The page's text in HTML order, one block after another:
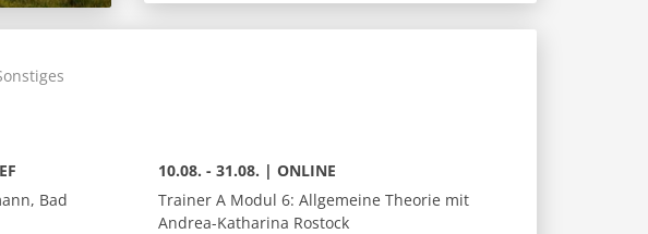
Bad
10.08. - 31.08. | ONLINE
Trainer A Modul 6: Allgemeine Theorie mit
Andrea-Katharina Rostock